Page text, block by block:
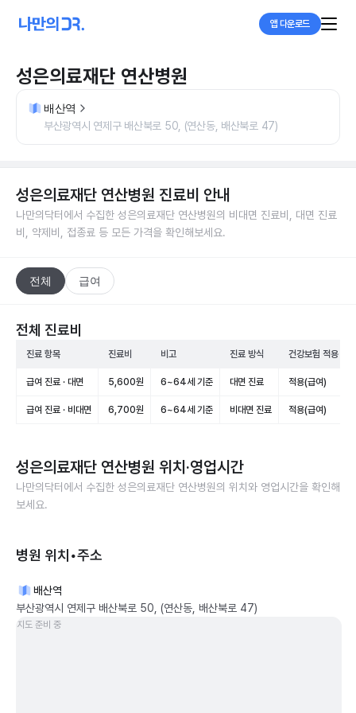
앱 다운로드
성은의료재단 연산병원
배산역
부산광역시 연제구 배산북로 50, (연산동, 배산북로 47)
성은의료재단 연산병원 진료비 안내
나만의닥터에서 수집한 성은의료재단 연산병원의 비대면 진료비, 대면 진료
비, 약제비, 접종료 등 모든 가격을 확인해보세요.
전체 급여
전체 진료비
진료 항목 진료비 비고 진료 방식 건강보험 적용
급여 진료 · 대면 5,600원 6~64세 기준 대면 진료 적용(급여)
급여 진료 · 비대면 6,700원 6~64세 기준 비대면 진료 적용(급여)
성은의료재단 연산병원 위치·영업시간
나만의닥터에서 수집한 성은의료재단 연산병원의 위치와 영업시간을 확인해
보세요.
병원 위치•주소
배산역
부산광역시 연제구 배산북로 50, (연산동, 배산북로 47)
지도 준비 중